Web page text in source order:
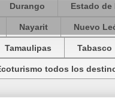
Durango Estado de
Nayarit Nuevo
Tamaulipas Tabasco
todos los